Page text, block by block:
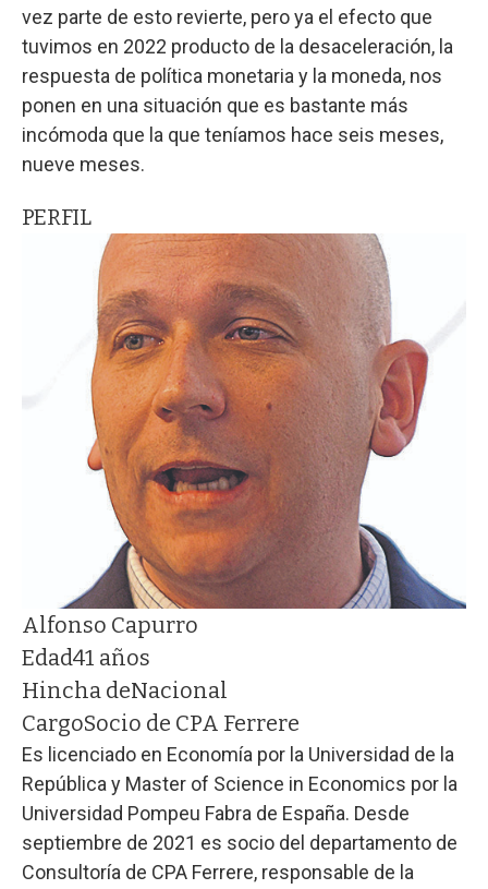
vez parte de esto revierte, pero ya el efecto que
tuvimos en 2022 producto de la desaceleración, la
respuesta de política monetaria y la moneda, nos
ponen en una situación que es bastante más
incómoda que la que teníamos hace seis meses,
nueve meses.
PERFIL
Alfonso Capurro
Edad41 años
Hincha deNacional
CargoSocio de CPA Ferrere
Es licenciado en Economía por la Universidad de la
República y Master of Science in Economics por la
Universidad Pompeu Fabra de España. Desde
septiembre de 2021 es socio del departamento de
Consultoría de CPA Ferrere, responsable de la